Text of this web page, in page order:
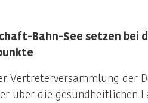
Bahn-See setzen
der
über die gesundheitlichen